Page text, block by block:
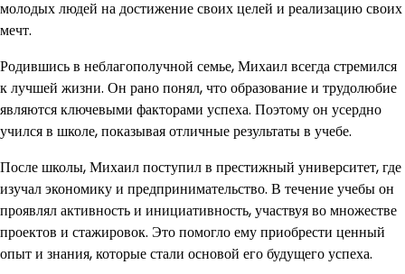
молодых людей на достижение своих целей и реализацию своих
мечт.
Родившись в неблагополучной семье, Михаил всегда стремился
к лучшей жизни. Он рано понял, что образование и трудолюбие
являются ключевыми факторами успеха. Поэтому он усердно
учился в школе, показывая отличные результаты в учебе.
После школы, Михаил поступил в престижный университет, где
изучал экономику и предпринимательство. В течение учебы он
проявлял активность и инициативность, участвуя во множестве
проектов и стажировок. Это помогло ему приобрести ценный
опыт и знания, которые стали основой его будущего успеха.